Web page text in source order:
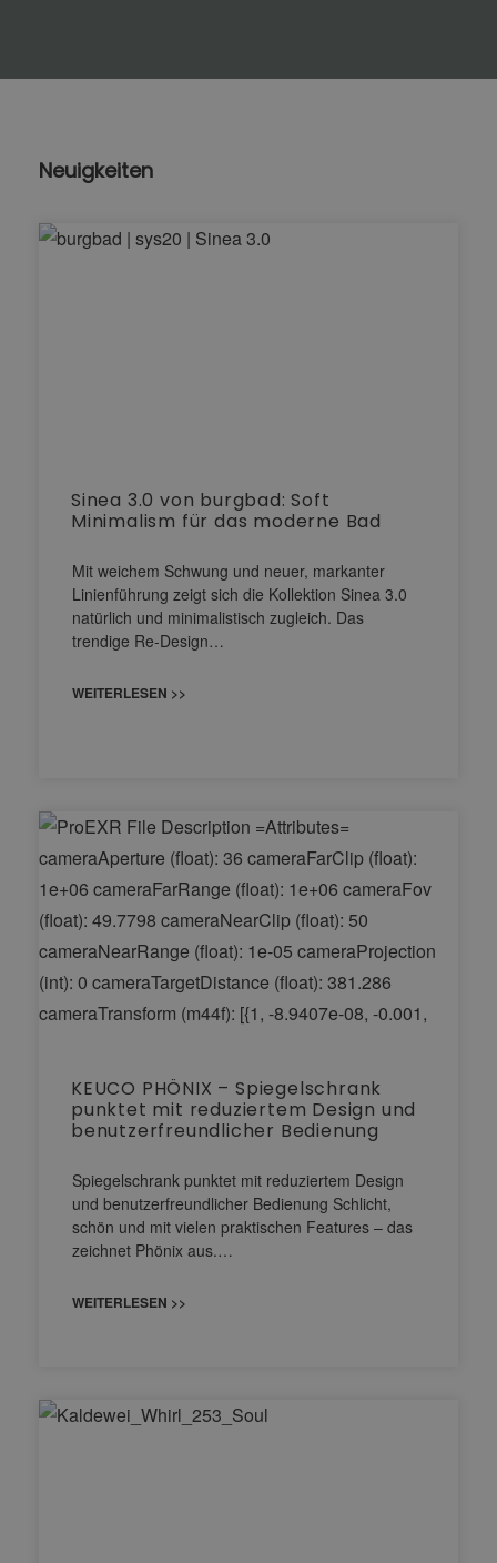
Neuigkeiten
Sinea 3.0 von burgbad: Soft
Minimalism für das moderne Bad
Mit weichem Schwung und neuer, markanter
Linienführung zeigt sich die Kollektion Sinea 3.0
natürlich und minimalistisch zugleich. Das
trendige Re-Design…
WEITERLESEN >>
KEUCO PHÖNIX – Spiegelschrank
punktet mit reduziertem Design und
benutzerfreundlicher Bedienung
Spiegelschrank punktet mit reduziertem Design
und benutzerfreundlicher Bedienung Schlicht,
schön und mit vielen praktischen Features – das
zeichnet Phönix aus.…
WEITERLESEN >>